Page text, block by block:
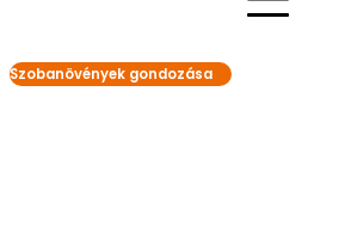
Szobanövények gondozása